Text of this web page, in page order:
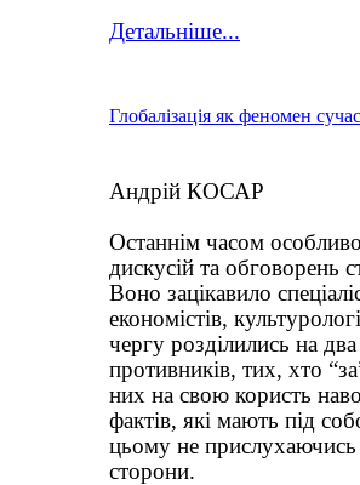
Детальніше...
Глобалізація як феномен
Андрій КОСАР
Останнім часом
дискусій та обговорень
Воно зацікавило
економістів,
чергу розділились на
противників, тих, хто
них на свою користь
фактів, які мають під
цьому не
сторони.